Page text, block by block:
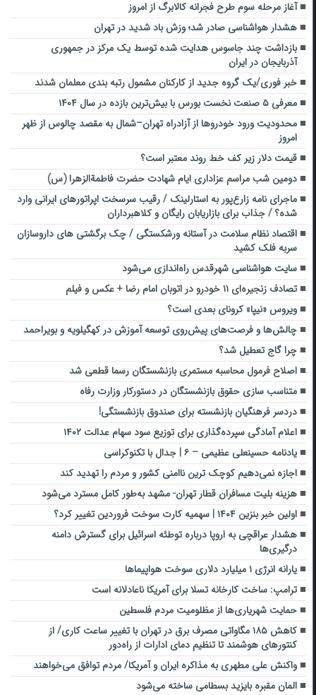
آغاز مرحله سوم طرح فجرانه کالابرگ از امروز
هشدار هواشناسی صادر شد؛ وزش باد شدید در تهران
بازداشت چند جاسوس هدایت شده توسط یک مرکز در جمهوری
آذربایجان در ایران
خبر فوری/یک گروه جدید از کارکنان مشمول رتبه بندی معلمان شدند
معرفی ۵ صنعت نخست بورس با بیش‌ترین بازده در سال ۱۴۰۴
محدودیت ورود خودروها از آزادراه تهران–شمال به مقصد چالوس از ظهر
امروز
قیمت دلار زیر کف خط روند معتبر است؟
دومین شب مراسم عزاداری ایام شهادت حضرت فاطمةالزهرا (س)
ماجرای نامه زارع‌پور به استارلینک / رقیب سرسخت اپراتورهای ایرانی وارد
شده؟ / جذاب برای بازاریابان رایگان و کلاهبرداران
اقتصاد نظام سلامت در آستانه ورشکستگی / چک برگشتی های داروسازان
سربه فلک کشید
سایت هواشناسی شهرقدس راه‌اندازی می‌شود
تصادف زنجیره‌ای ۱۱ خودرو در اتوبان امام رضا + عکس و فیلم
ویروس «نیپا» کرونای بعدی است؟
چالش‌ها و فرصت‌های پیش‌روی توسعه آموزش در کهگیلویه و بویراحمد
چرا گاج تعطیل شد؟
اصلاح فرمول محاسبه مستمری بازنشستگان رسما قطعی شد
متناسب سازی حقوق بازنشستگان در دستورکار وزارت رفاه
دردسر فرهنگیان بازنشسته برای صندوق بازنشستگی!
اعلام آمادگی سپرده‌گذاری برای توزیع سود سهام عدالت ۱۴۰۲
یادنامه حسینعلی عظیمی – ۶ | جدال با تکنوکراسی
اجازه نمی‌دهیم کوچک ترین ناامنی کشور و مردم را تهدید کند
هزینه بلیت مسافران قطار تهران- مشهد به‌طور کامل مسترد می‌شود
اولین خبر بنزین ۱۴۰۴ | سهمیه کارت سوخت فروردین تغییر کرد؟
هشدار عراقچی به اروپا درباره توطئه اسرائیل برای گسترش دامنه
درگیری‌ها
یارانه انرژی ۱ میلیارد دلاری سوخت هواپیماها
ترامپ: ساخت کارخانه تسلا برای آمریکا ناعادلانه است
حمایت شهریاری‌ها از مظلومیت مردم فلسطین
کاهش ۱۸۵ مگاواتی مصرف برق در تهران با تغییر ساعت کاری/ از
کنتورهای هوشمند تا تنظیم دمای ادارات از راه‌دور
واکنش علی مطهری به مذاکره ایران و آمریکا/ مردم توافق می‌خواهند
المان مقبره بایزید بسطامی ساخته می‌شود